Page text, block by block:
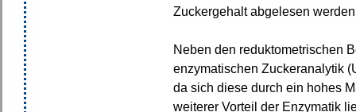
Zuckergehalt abgelesen
Neben den reduktometrischen
enzymatischen Zuckeranalytik
da sich diese durch ein hohes
weiterer Vorteil der Enzymatik